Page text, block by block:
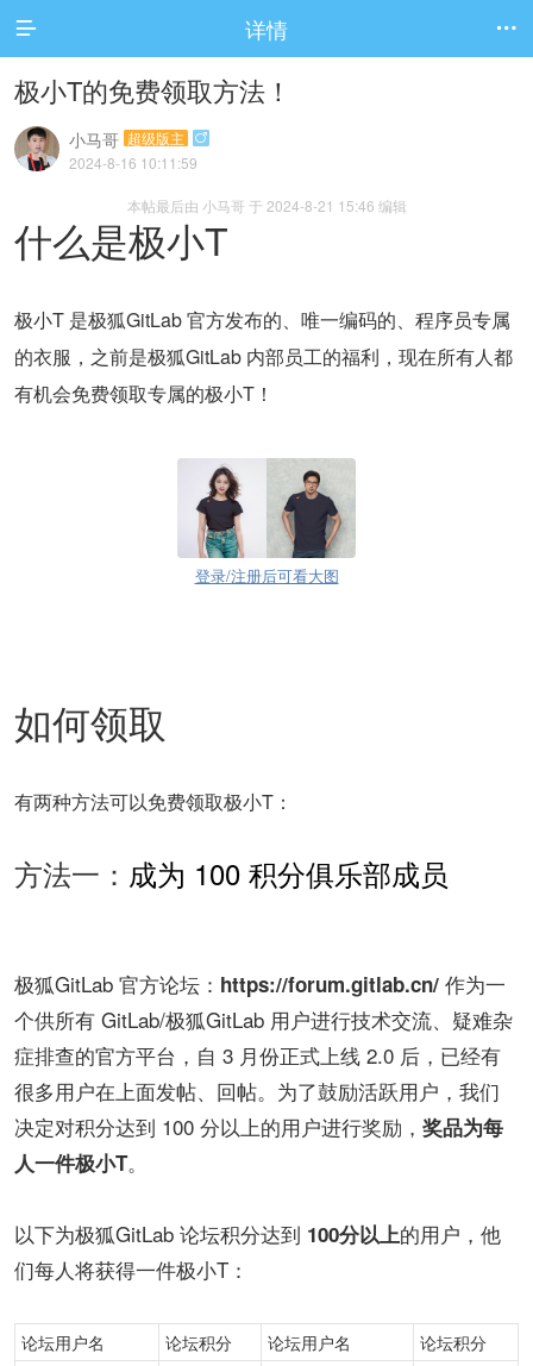
 详情 
极小T的免费领取方法！
小马哥 超级版主 
2024-8-16 10:11:59
本帖最后由 小马哥 于 2024-8-21 15:46 编辑
什么是极小T
极小T 是极狐GitLab 官方发布的、唯一编码的、程序员专属
的衣服，之前是极狐GitLab 内部员工的福利，现在所有人都
有机会免费领取专属的极小T！
登录/注册后可看大图
如何领取
有两种方法可以免费领取极小T：
方法一： 成为 100 积分俱乐部成员
极狐GitLab 官方论坛： https://forum.gitlab.cn/ 作为一
个供所有 GitLab/极狐GitLab 用户进行技术交流、疑难杂
症排查的官方平台，自 3 月份正式上线 2.0 后，已经有
很多用户在上面发帖、回帖。为了鼓励活跃用户，我们
决定对积分达到 100 分以上的用户进行奖励， 奖品为每
人一件极小T。
以下为极狐GitLab 论坛积分达到 100分以上的用户，他
们每人将获得一件极小T：
论坛用户名 论坛积分 论坛用户名
论坛积分